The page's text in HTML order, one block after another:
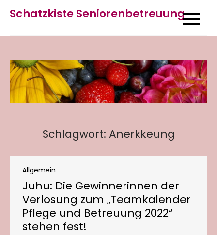
content
Schatzkiste Seniorenbetreuung
Schlagwort: Anerkkeung
Allgemein
Juhu: Die Gewinnerinnen der
Verlosung zum „Teamkalender
Pflege und Betreuung 2022“
stehen fest!